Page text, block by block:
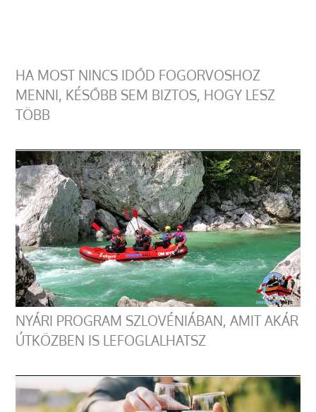
HA MOST NINCS IDŐD FOGORVOSHOZ
MENNI, KÉSŐBB SEM BIZTOS, HOGY LESZ
TÖBB
NYÁRI PROGRAM SZLOVÉNIÁBAN, AMIT AKÁR
ÚTKÖZBEN IS LEFOGLALHATSZ